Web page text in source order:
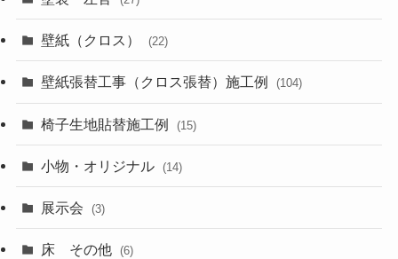
壁紙（クロス） (22)
壁紙張替工事（クロス張替）施工例 (104)
椅子生地貼替施工例 (15)
小物・オリジナル (14)
展示会 (3)
床 その他 (6)